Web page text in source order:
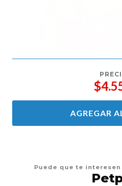
AGREGAR
Puede que te